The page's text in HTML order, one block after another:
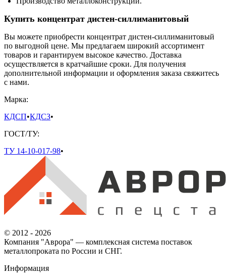
Купить концентрат дистен-силлиманитовый
Вы можете приобрести концентрат дистен-силлиманитовый
по выгодной цене. Мы предлагаем широкий ассортимент
товаров и гарантируем высокое качество. Доставка
осуществляется в кратчайшие сроки. Для получения
дополнительной информации и оформления заказа свяжитесь
с нами.
Марка:
КДСП•КДСЗ•
ГОСТ/ТУ:
ТУ 14-10-017-98•
© 2012 - 2026
Компания "Аврора" — комплексная система поставок
металлопроката по России и СНГ.
Информация